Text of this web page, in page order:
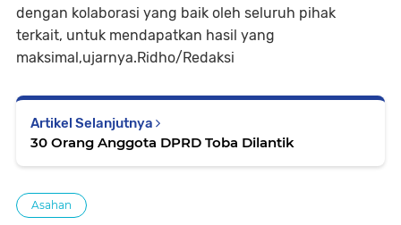
dengan kolaborasi yang baik oleh seluruh pihak
terkait, untuk mendapatkan hasil yang
maksimal,ujarnya.Ridho/Redaksi
Artikel Selanjutnya
30 Orang Anggota DPRD Toba Dilantik
Asahan